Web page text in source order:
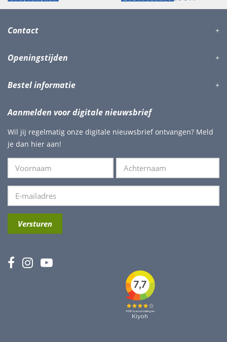
Contact
Openingstijden
Bestel informatie
Aanmelden voor digitale nieuwsbrief
Wil jij regelmatig onze digitale nieuwsbrief ontvangen? Meld
je dan hier aan!